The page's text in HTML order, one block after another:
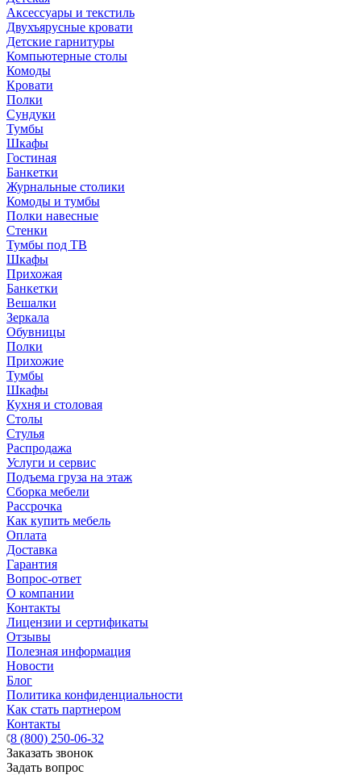
Аксессуары и текстиль
Двухъярусные кровати
Детские гарнитуры
Компьютерные столы
Комоды
Кровати
Полки
Сундуки
Тумбы
Шкафы
Гостиная
Банкетки
Журнальные столики
Комоды и тумбы
Полки навесные
Стенки
Тумбы под ТВ
Шкафы
Прихожая
Банкетки
Вешалки
Зеркала
Обувницы
Полки
Прихожие
Тумбы
Шкафы
Кухня и столовая
Столы
Стулья
Распродажа
Услуги и сервис
Подъема груза на этаж
Сборка мебели
Рассрочка
Как купить мебель
Оплата
Доставка
Гарантия
Вопрос-ответ
О компании
Контакты
Лицензии и сертификаты
Отзывы
Полезная информация
Новости
Блог
Политика конфиденциальности
Как стать партнером
Контакты
8 (800) 250-06-32
Заказать звонок
Задать вопрос